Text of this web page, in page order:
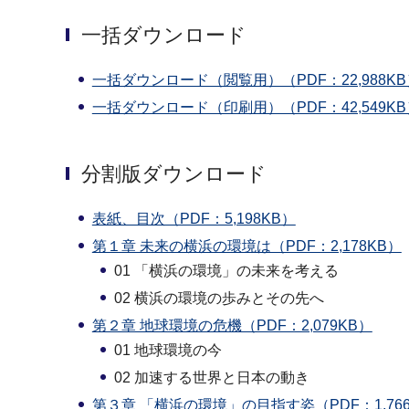
一括ダウンロード
一括ダウンロード（閲覧用）（PDF：22,988KB
一括ダウンロード（印刷用）（PDF：42,549KB
分割版ダウンロード
表紙、目次（PDF：5,198KB）
第１章 未来の横浜の環境は（PDF：2,178KB）
01 「横浜の環境」の未来を考える
02 横浜の環境の歩みとその先へ
第２章 地球環境の危機（PDF：2,079KB）
01 地球環境の今
02 加速する世界と日本の動き
第３章 「横浜の環境」の目指す姿（PDF：